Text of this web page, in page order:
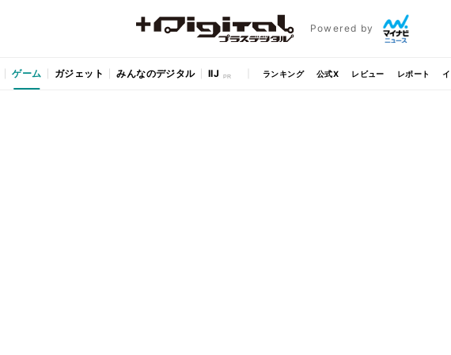
Powered by
ゲーム ガジェット みんなのデジタル IIJ ランキング 公式X レビュー レポート